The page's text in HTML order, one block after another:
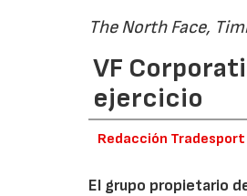
The North Face,
VF
ejercicio
Redacción Tradesport
El grupo propietario